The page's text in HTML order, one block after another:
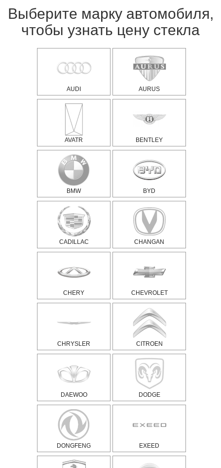
Выберите марку автомобиля,
чтобы узнать цену стекла
AUDI AURUS
AVATR BENTLEY
BMW BYD
CADILLAC CHANGAN
CHERY CHEVROLET
CHRYSLER CITROEN
DAEWOO DODGE
DONGFENG EXEED